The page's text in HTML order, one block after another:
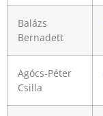
Balázs
Bernadett
Agócs-Péter
Csilla